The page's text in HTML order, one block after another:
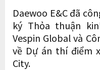
Daewoo E&C đã
ký Thỏa thuận
Vespin Global và
về Dự án thí điểm
City.